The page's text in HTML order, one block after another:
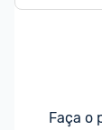
Faça o